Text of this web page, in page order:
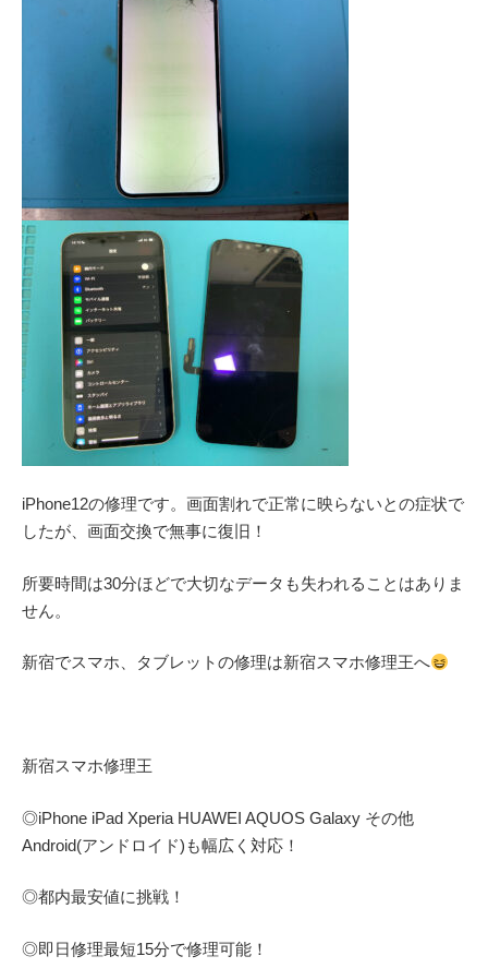
iPhone12の修理です。画面割れで正常に映らないとの症状で
したが、画面交換で無事に復旧！
所要時間は30分ほどで大切なデータも失われることはありま
せん。
新宿でスマホ、タブレットの修理は新宿スマホ修理王へ
新宿スマホ修理王
◎iPhone iPad Xperia HUAWEI AQUOS Galaxy その他
Android(アンドロイド) も幅広く対応！
◎都内最安値に挑戦！
◎即日修理最短15分で修理可能！